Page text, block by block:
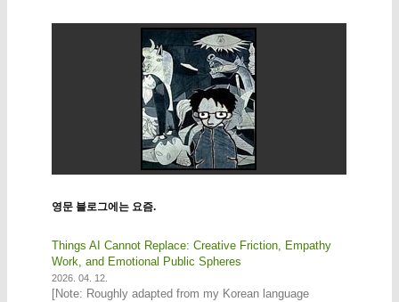
영문 블로그에는 요즘.
Things AI Cannot Replace: Creative Friction, Empathy
Work, and Emotional Public Spheres
2026. 04. 12.
[Note: Roughly adapted from my Korean language